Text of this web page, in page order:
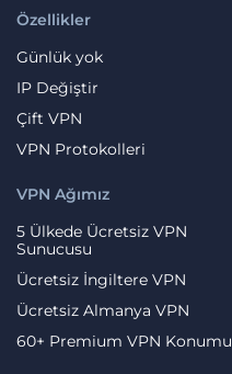
Özellikler
Günlük yok
IP Değiştir
Çift VPN
VPN Protokolleri
VPN Ağımız
5 Ülkede Ücretsiz VPN
Sunucusu
Ücretsiz İngiltere VPN
Ücretsiz Almanya VPN
60+ Premium VPN Konumu